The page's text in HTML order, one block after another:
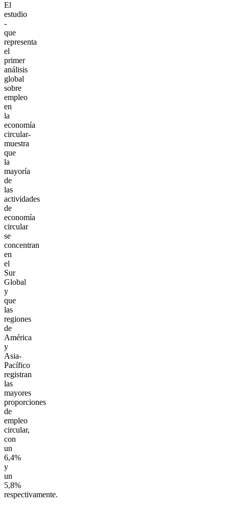
El
estudio
-
que
representa
el
primer
análisis
global
sobre
empleo
en
la
economía
circular-
muestra
que
la
mayoría
de
las
actividades
de
economía
circular
se
concentran
en
el
Sur
Global
y
que
las
regiones
de
América
y
Asia-
Pacífico
registran
las
mayores
proporciones
de
empleo
circular,
con
un
6,4%
y
un
5,8%
respectivamente.